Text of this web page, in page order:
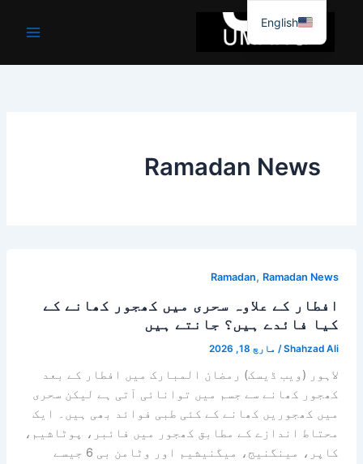
جائیں۔
Ramadan News
Ramadan, Ramadan News
افطار کے علاوہ سحری میں کھجور کھانے کے
کیا فائدے ہیں؟ جانتے ہیں
Shahzad Ali
/ مارچ 18, 2026
لاہور (ویب ڈیسک) رمضان المبارک میں افطار کے بعد
کھجور کھانے سے جسم میں توانائی آتی ہے لیکن سحری
میں کھجوریں کھانے کے کئی طبی فوائد بھی ہیں۔ ایک
محتاط اندازے کے مطابق کھجور میں فائبر، پوٹاشیم،
کاپر، مینگنیج، میگنیشیم اور وٹامن بی 6 جیسے
English